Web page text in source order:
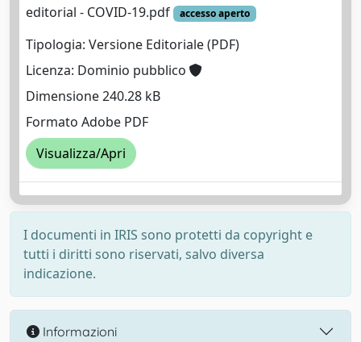
editorial - COVID-19.pdf
accesso aperto
Tipologia: Versione Editoriale (PDF)
Licenza: Dominio pubblico
Dimensione 240.28 kB
Formato Adobe PDF
Visualizza/Apri
I documenti in IRIS sono protetti da copyright e
tutti i diritti sono riservati, salvo diversa
indicazione.
Informazioni